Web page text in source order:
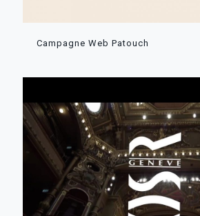
Campagne Web Patouch